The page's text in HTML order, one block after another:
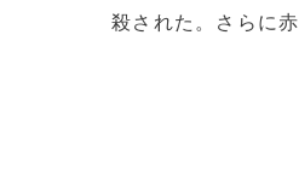
殺された。さらに